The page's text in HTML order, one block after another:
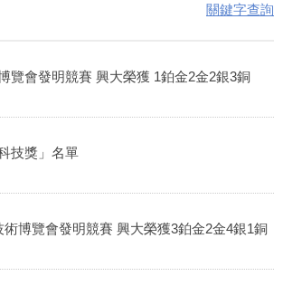
關鍵字查詢
覽會發明競賽 興大榮獲 1鉑金2金2銀3銅
技獎」名單
術博覽會發明競賽 興大榮獲3鉑金2金4銀1銅